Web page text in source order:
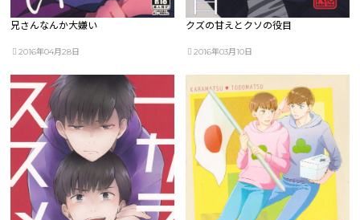
兄さんなんか大嫌い
2016年04月28日
クズの甘えとクソの役目
2016年03月10日